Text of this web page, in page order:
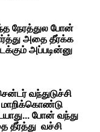
நேரத்துல போன்
அதை தீர்க்க
அப்படின்னு
வந்துடுச்சி
மாறிக்கொண்டு
போன் வந்து
தீர்த்து வச்சி